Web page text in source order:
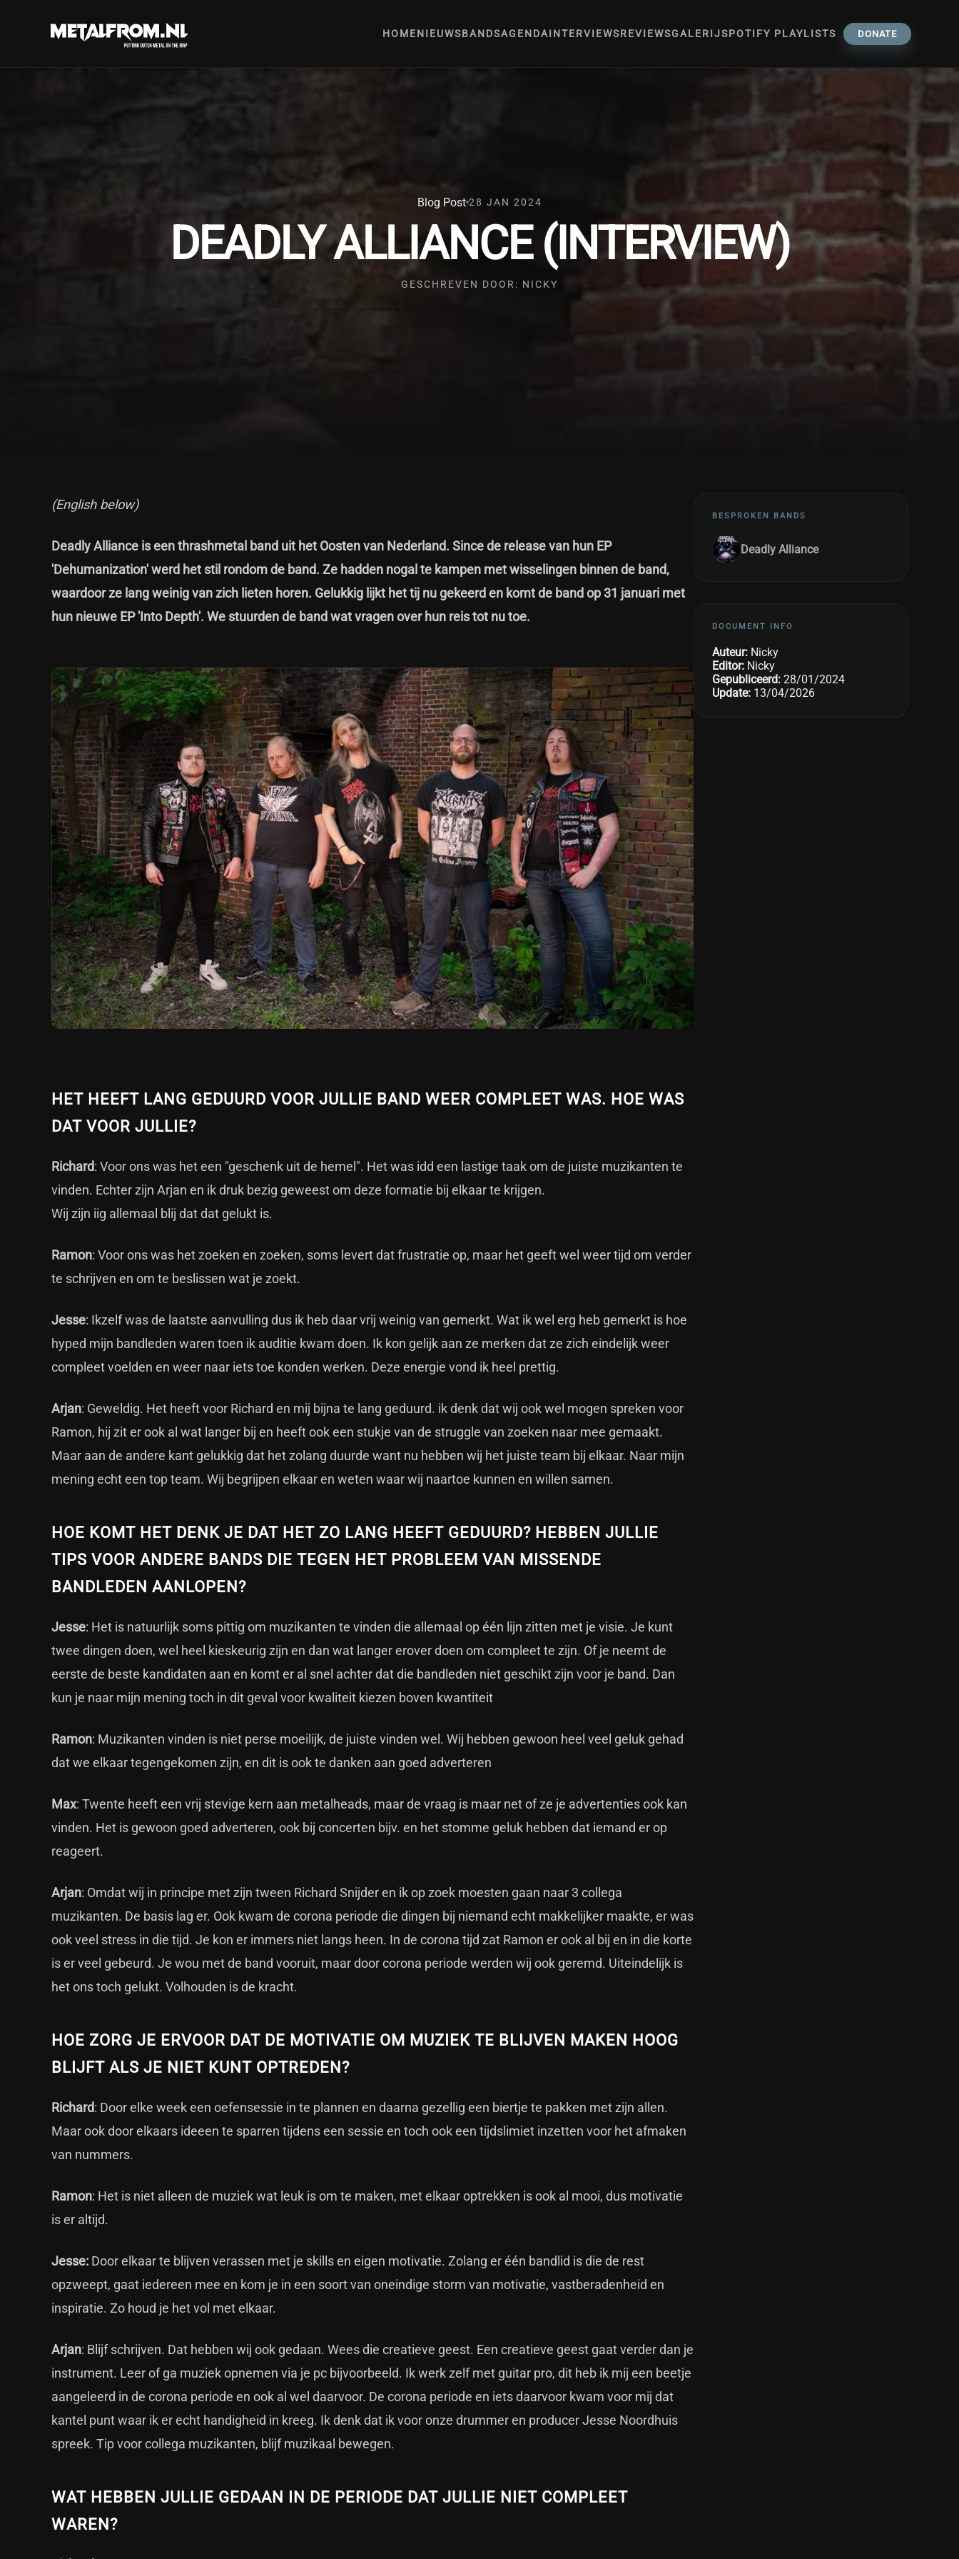
HOMENIEUWSBANDSAGENDAINTERVIEWSREVIEWSGALERIJSPOTIFY PLAYLISTS DONATE
Blog Post 28 JAN 2024
DEADLY ALLIANCE (INTERVIEW)
GESCHREVEN DOOR: NICKY
(English below)
Deadly Alliance is een thrashmetal band uit het Oosten van Nederland. Since de release van hun EP
'Dehumanization' werd het stil rondom de band. Ze hadden nogal te kampen met wisselingen binnen de band,
waardoor ze lang weinig van zich lieten horen. Gelukkig lijkt het tij nu gekeerd en komt de band op 31 januari met
hun nieuwe EP 'Into Depth'. We stuurden de band wat vragen over hun reis tot nu toe.
HET HEEFT LANG GEDUURD VOOR JULLIE BAND WEER COMPLEET WAS. HOE WAS
DAT VOOR JULLIE?
Richard: Voor ons was het een "geschenk uit de hemel". Het was idd een lastige taak om de juiste muzikanten te
vinden. Echter zijn Arjan en ik druk bezig geweest om deze formatie bij elkaar te krijgen.
Wij zijn iig allemaal blij dat dat gelukt is.
Ramon: Voor ons was het zoeken en zoeken, soms levert dat frustratie op, maar het geeft wel weer tijd om verder
te schrijven en om te beslissen wat je zoekt.
Jesse: Ikzelf was de laatste aanvulling dus ik heb daar vrij weinig van gemerkt. Wat ik wel erg heb gemerkt is hoe
hyped mijn bandleden waren toen ik auditie kwam doen. Ik kon gelijk aan ze merken dat ze zich eindelijk weer
compleet voelden en weer naar iets toe konden werken. Deze energie vond ik heel prettig.
Arjan: Geweldig. Het heeft voor Richard en mij bijna te lang geduurd. ik denk dat wij ook wel mogen spreken voor
Ramon, hij zit er ook al wat langer bij en heeft ook een stukje van de struggle van zoeken naar mee gemaakt.
Maar aan de andere kant gelukkig dat het zolang duurde want nu hebben wij het juiste team bij elkaar. Naar mijn
mening echt een top team. Wij begrijpen elkaar en weten waar wij naartoe kunnen en willen samen.
HOE KOMT HET DENK JE DAT HET ZO LANG HEEFT GEDUURD? HEBBEN JULLIE
TIPS VOOR ANDERE BANDS DIE TEGEN HET PROBLEEM VAN MISSENDE
BANDLEDEN AANLOPEN?
Jesse: Het is natuurlijk soms pittig om muzikanten te vinden die allemaal op één lijn zitten met je visie. Je kunt
twee dingen doen, wel heel kieskeurig zijn en dan wat langer erover doen om compleet te zijn. Of je neemt de
eerste de beste kandidaten aan en komt er al snel achter dat die bandleden niet geschikt zijn voor je band. Dan
kun je naar mijn mening toch in dit geval voor kwaliteit kiezen boven kwantiteit
Ramon: Muzikanten vinden is niet perse moeilijk, de juiste vinden wel. Wij hebben gewoon heel veel geluk gehad
dat we elkaar tegengekomen zijn, en dit is ook te danken aan goed adverteren
Max: Twente heeft een vrij stevige kern aan metalheads, maar de vraag is maar net of ze je advertenties ook kan
vinden. Het is gewoon goed adverteren, ook bij concerten bijv. en het stomme geluk hebben dat iemand er op
reageert.
Arjan: Omdat wij in principe met zijn tween Richard Snijder en ik op zoek moesten gaan naar 3 collega
muzikanten. De basis lag er. Ook kwam de corona periode die dingen bij niemand echt makkelijker maakte, er was
ook veel stress in die tijd. Je kon er immers niet langs heen. In de corona tijd zat Ramon er ook al bij en in die korte
is er veel gebeurd. Je wou met de band vooruit, maar door corona periode werden wij ook geremd. Uiteindelijk is
het ons toch gelukt. Volhouden is de kracht.
HOE ZORG JE ERVOOR DAT DE MOTIVATIE OM MUZIEK TE BLIJVEN MAKEN HOOG
BLIJFT ALS JE NIET KUNT OPTREDEN?
Richard: Door elke week een oefensessie in te plannen en daarna gezellig een biertje te pakken met zijn allen.
Maar ook door elkaars ideeen te sparren tijdens een sessie en toch ook een tijdslimiet inzetten voor het afmaken
van nummers.
Ramon: Het is niet alleen de muziek wat leuk is om te maken, met elkaar optrekken is ook al mooi, dus motivatie
is er altijd.
Jesse: Door elkaar te blijven verassen met je skills en eigen motivatie. Zolang er één bandlid is die de rest
opzweept, gaat iedereen mee en kom je in een soort van oneindige storm van motivatie, vastberadenheid en
inspiratie. Zo houd je het vol met elkaar.
Arjan: Blijf schrijven. Dat hebben wij ook gedaan. Wees die creatieve geest. Een creatieve geest gaat verder dan je
instrument. Leer of ga muziek opnemen via je pc bijvoorbeeld. Ik werk zelf met guitar pro, dit heb ik mij een beetje
aangeleerd in de corona periode en ook al wel daarvoor. De corona periode en iets daarvoor kwam voor mij dat
kantel punt waar ik er echt handigheid in kreeg. Ik denk dat ik voor onze drummer en producer Jesse Noordhuis
spreek. Tip voor collega muzikanten, blijf muzikaal bewegen.
WAT HEBBEN JULLIE GEDAAN IN DE PERIODE DAT JULLIE NIET COMPLEET
WAREN?
BESPROKEN BANDS
Deadly Alliance
DOCUMENT INFO
Auteur: Nicky
Editor: Nicky
Gepubliceerd: 28/01/2024
Update: 13/04/2026